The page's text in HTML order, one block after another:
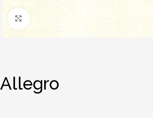
Allegro